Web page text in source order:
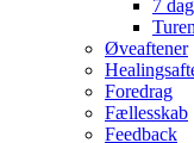
7
Øveaftener
Foredrag
Fællesskab
Feedback